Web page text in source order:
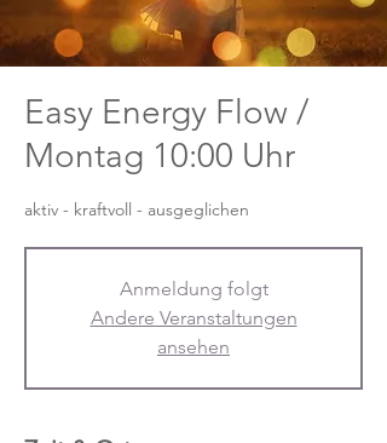
Easy Energy Flow /
Montag 10:00 Uhr
aktiv - kraftvoll - ausgeglichen
Anmeldung folgt
Andere Veranstaltungen
ansehen